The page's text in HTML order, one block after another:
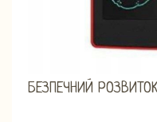
БЕЗПЕЧНИЙ